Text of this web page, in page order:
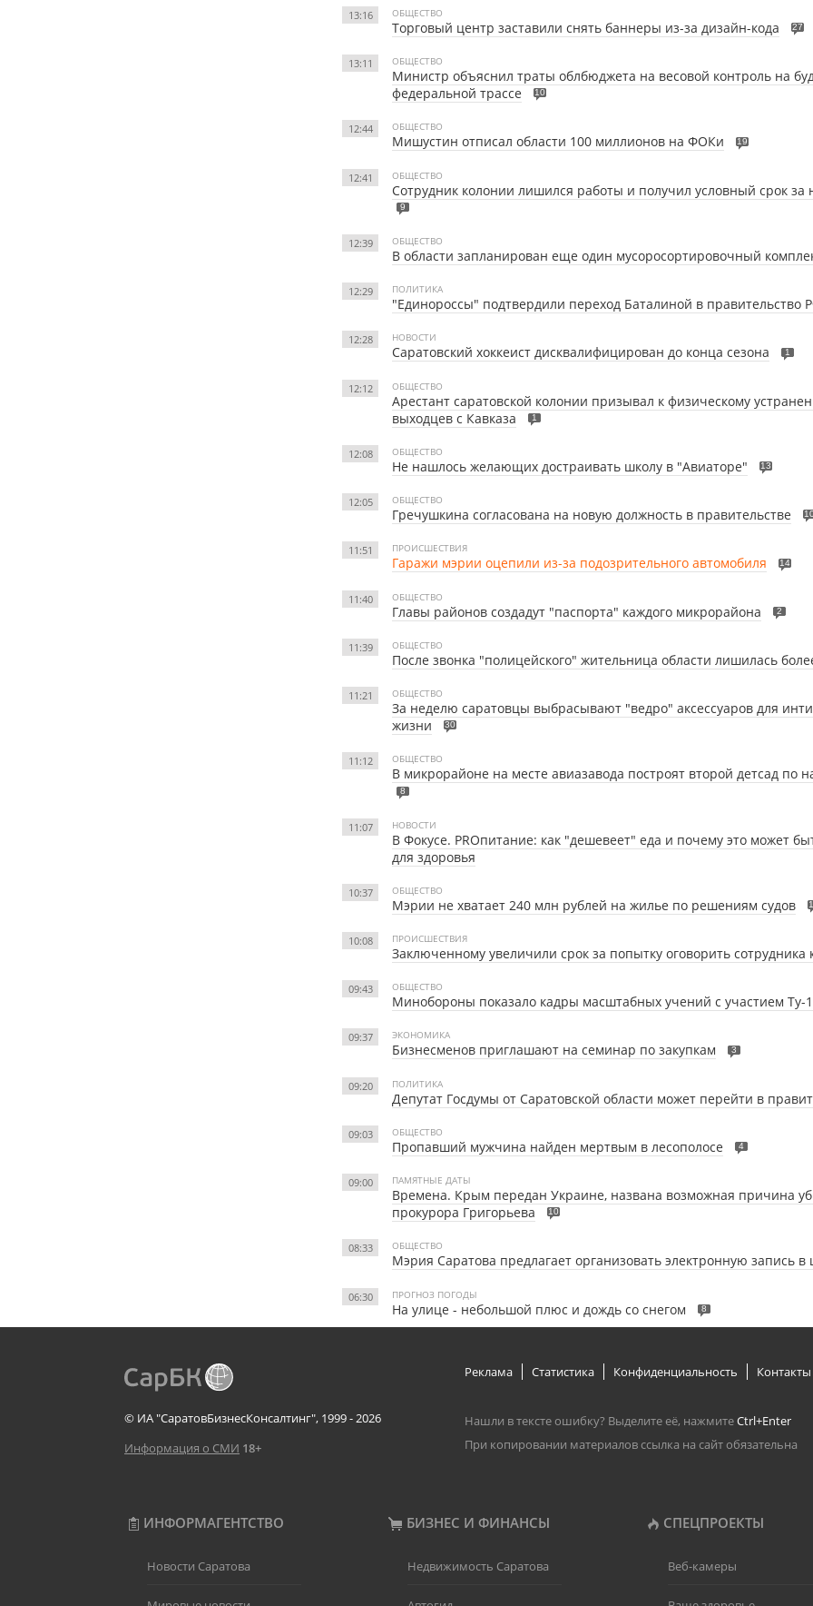
13:16 ОБЩЕСТВО
Торговый центр заставили снять баннеры из-за дизайн-кода 27
13:11 ОБЩЕСТВО
Министр объяснил траты облбюджета на весовой контроль на
федеральной трассе
10
12:44 ОБЩЕСТВО
Мишустин отписал области 100 миллионов на ФОКи 19
12:41 ОБЩЕСТВО
Сотрудник колонии лишился работы и получил условный срок за
9
12:39 ОБЩЕСТВО
В области запланирован еще один мусоросортировочный
12:29 ПОЛИТИКА
"Единороссы" подтвердили переход Баталиной в правительство
12:28 НОВОСТИ
Саратовский хоккеист дисквалифицирован до конца сезона 1
12:12 ОБЩЕСТВО
Арестант саратовской колонии призывал к физическому
выходцев с Кавказа
1
12:08 ОБЩЕСТВО
Не нашлось желающих достраивать школу в "Авиаторе" 13
12:05 ОБЩЕСТВО
Гречушкина согласована на новую должность в правительстве 10
11:51 ПРОИСШЕСТВИЯ
Гаражи мэрии оцепили из-за подозрительного автомобиля 14
11:40 ОБЩЕСТВО
Главы районов создадут "паспорта" каждого микрорайона 2
11:39 ОБЩЕСТВО
После звонка "полицейского" жительница области лишилась
11:21 ОБЩЕСТВО
За неделю саратовцы выбрасывают "ведро" аксессуаров для
жизни
30
11:12 ОБЩЕСТВО
В микрорайоне на месте авиазавода построят второй детсад по
8
11:07 НОВОСТИ
В Фокусе. PROпитание: как "дешевеет" еда и почему это может
для здоровья
10:37 ОБЩЕСТВО
Мэрии не хватает 240 млн рублей на жилье по решениям судов
10:08 ПРОИСШЕСТВИЯ
Заключенному увеличили срок за попытку оговорить сотрудника
09:43 ОБЩЕСТВО
Минобороны показало кадры масштабных учений с участием Ту-
09:37 ЭКОНОМИКА
Бизнесменов приглашают на семинар по закупкам 3
09:20 ПОЛИТИКА
Депутат Госдумы от Саратовской области может перейти в
09:03 ОБЩЕСТВО
Пропавший мужчина найден мертвым в лесополосе 4
09:00 ПАМЯТНЫЕ ДАТЫ
Времена. Крым передан Украине, названа возможная причина
прокурора Григорьева
10
08:33 ОБЩЕСТВО
Мэрия Саратова предлагает организовать электронную запись в
06:30 ПРОГНОЗ ПОГОДЫ
На улице - небольшой плюс и дождь со снегом 8
© ИА "СаратовБизнесКонсалтинг", 1999 - 2026
Информация о СМИ 18+
Реклама Статистика Конфиденциальность Контакты
Нашли в тексте ошибку? Выделите её, нажмитеCtrl+Enter
При копировании материалов ссылка на сайт обязательна
ИНФОРМАГЕНТСТВО БИЗНЕС И ФИНАНСЫ СПЕЦПРОЕКТЫ
Новости Саратова Недвижимость Саратова Веб-камеры